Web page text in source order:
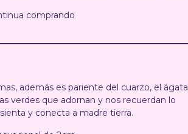
comprando
además es pariente del cuarzo, el ágata
verdes que adornan y nos recuerdan lo
y conecta a madre tierra.